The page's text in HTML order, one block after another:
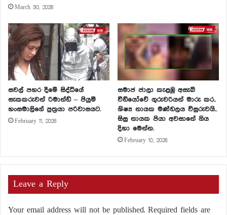
March 30, 2026
සවල් පහර දීමේ සිද්ධියේ
සැකකරුවන් රිමාන්ඩ් – පියුමි
හංසමාලිගේ පුත්‍රයා පරිවාසයට.
February 11, 2026
සමාජ ජාලා කැළඹූ අසැබි
වීඩියෝවේ ගුරුවරියන් මාරු කර..
ශිෂ්‍ය නායක මණ්ඩලය විසුරුවයි..
සිසු නායක පියා අවසානේ ගිය
දිහා මෙන්න.
February 10, 2026
Leave a Reply
Your email address will not be published. Required fields are